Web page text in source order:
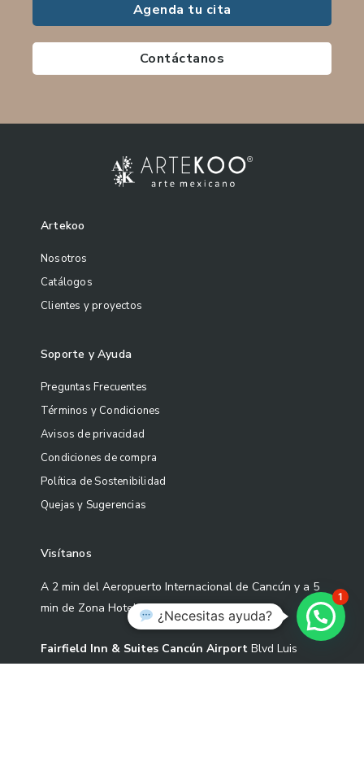
Agenda tu cita
Contáctanos
Artekoo
Nosotros
Catálogos
Clientes y proyectos
Soporte y Ayuda
Preguntas Frecuentes
Términos y Condiciones
Avisos de privacidad
Condiciones de compra
Política de Sostenibilidad
Quejas y Sugerencias
Visítanos
A 2 min del Aeropuerto Internacional de Cancún y a 5
min de Zona Hotelera
Fairfield Inn & Suites Cancún Airport Blvd Luis
¿Necesitas ayuda?
1